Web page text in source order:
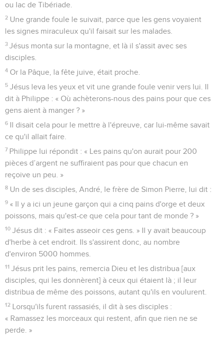
ou lac de Tibériade.
2 Une grande foule le suivait, parce que les gens voyaient
les signes miraculeux qu'il faisait sur les malades.
3 Jésus monta sur la montagne, et là il s'assit avec ses
disciples.
4 Or la Pâque, la fête juive, était proche.
5 Jésus leva les yeux et vit une grande foule venir vers lui. Il
dit à Philippe : « Où achèterons-nous des pains pour que ces
gens aient à manger ? »
6 Il disait cela pour le mettre à l'épreuve, car lui-même savait
ce qu'il allait faire.
7 Philippe lui répondit : « Les pains qu'on aurait pour 200
pièces d’argent ne suffiraient pas pour que chacun en
reçoive un peu. »
8 Un de ses disciples, André, le frère de Simon Pierre, lui dit :
9 « Il y a ici un jeune garçon qui a cinq pains d'orge et deux
poissons, mais qu'est-ce que cela pour tant de monde ? »
10 Jésus dit : « Faites asseoir ces gens. » Il y avait beaucoup
d'herbe à cet endroit. Ils s'assirent donc, au nombre
d'environ 5000 hommes.
11 Jésus prit les pains, remercia Dieu et les distribua [aux
disciples, qui les donnèrent] à ceux qui étaient là ; il leur
distribua de même des poissons, autant qu'ils en voulurent.
12 Lorsqu'ils furent rassasiés, il dit à ses disciples :
« Ramassez les morceaux qui restent, afin que rien ne se
perde. »